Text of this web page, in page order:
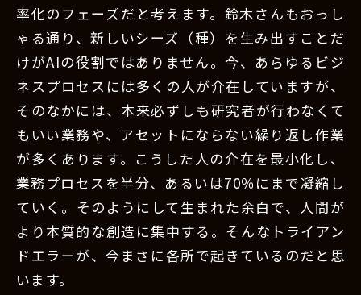
率化のフェーズだと考えます。鈴木さんもおっし
ゃる通り、新しいシーズ（種）を生み出すことだ
けがAIの役割ではありません。今、あらゆるビジ
ネスプロセスには多くの人が介在していますが、
そのなかには、本来必ずしも研究者が行わなくて
もいい業務や、アセットにならない繰り返し作業
が多くあります。こうした人の介在を最小化し、
業務プロセスを半分、あるいは70％にまで凝縮し
ていく。そのようにして生まれた余白で、人間が
より本質的な創造に集中する。そんなトライアン
ドエラーが、今まさに各所で起きているのだと思
います。